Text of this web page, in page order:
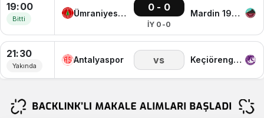
19:00
Bitti
Ümraniyespor
0 - 0
İY 0-0
Mardin 1969 Spor
21:30
Yakında
Antalyaspor vs Keçiörengücü